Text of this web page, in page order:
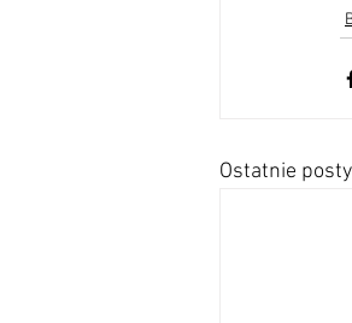
Ostatnie posty